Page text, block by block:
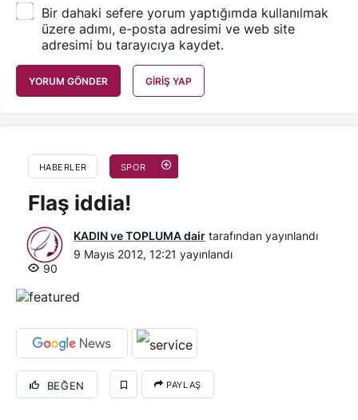
Bir dahaki sefere yorum yaptığımda kullanılmak
üzere adımı, e-posta adresimi ve web site
adresimi bu tarayıcıya kaydet.
YORUM GÖNDER GIRIŞ YAP
HABERLER SPOR
Flaş iddia!
KADIN ve TOPLUMA dair tarafından yayınlandı
9 Mayıs 2012, 12:21 yayınlandı
90
BEĞEN PAYLAŞ